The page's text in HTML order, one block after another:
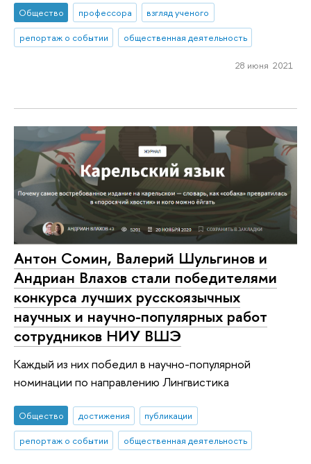
Общество профессора
взгляд ученого
репортаж о событии
общественная деятельность
28 июня 2021
Антон Сомин, Валерий Шульгинов и
Андриан Влахов стали победителями
конкурса лучших русскоязычных
научных и научно-популярных работ
сотрудников НИУ ВШЭ
Каждый из них победил в научно-популярной
номинации по направлению Лингвистика
Общество достижения
публикации
репортаж о событии
общественная деятельность